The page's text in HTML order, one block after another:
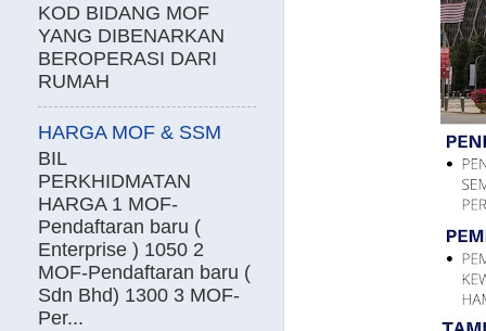
KOD BIDANG MOF
YANG DIBENARKAN
BEROPERASI DARI
RUMAH
HARGA MOF & SSM
BIL
PERKHIDMATAN
HARGA 1 MOF-
Pendaftaran baru (
Enterprise ) 1050 2
MOF-Pendaftaran baru (
Sdn Bhd) 1300 3 MOF-
Per...